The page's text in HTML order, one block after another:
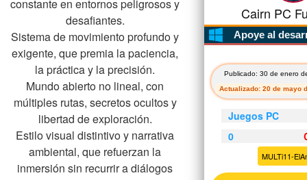
constante en entornos peligrosos y
desafiantes.
Sistema de movimiento profundo y
exigente, que premia la paciencia,
la práctica y la precisión.
Mundo abierto no lineal, con
múltiples rutas, secretos ocultos y
libertad de exploración.
Estilo visual distintivo y narrativa
ambiental, que refuerzan la
inmersión sin recurrir a diálogos
Cairn PC
Apoye al
Publicado: 30 de enero
Actualizado: 20 de mayo
Juegos PC
0
MULTi11-